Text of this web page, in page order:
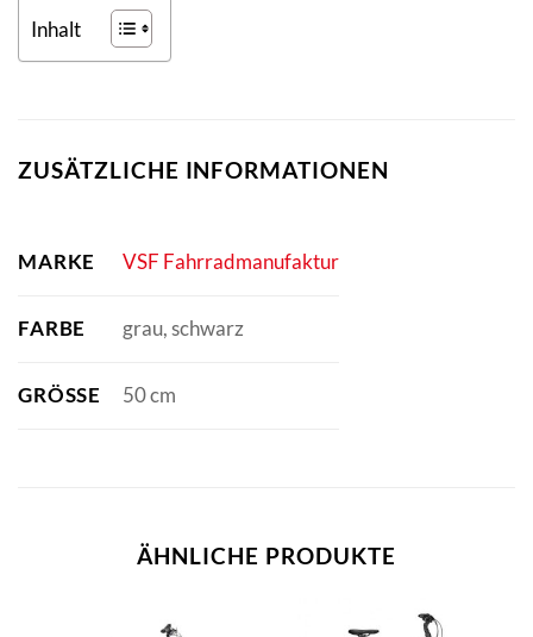
Inhalt
ZUSÄTZLICHE INFORMATIONEN
MARKE VSF Fahrradmanufaktur
FARBE grau, schwarz
GRÖSSE 50 cm
ÄHNLICHE PRODUKTE